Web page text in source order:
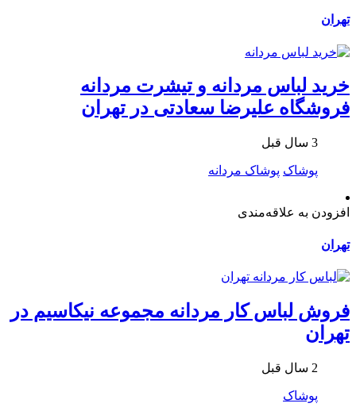
تهران
خرید لباس مردانه و تیشرت مردانه
فروشگاه علیرضا سعادتی در تهران
3 سال قبل
پوشاک پوشاک مردانه
افزودن به علاقه‌مندی
تهران
فروش لباس کار مردانه مجموعه نیکاسیم در
تهران
2 سال قبل
پوشاک